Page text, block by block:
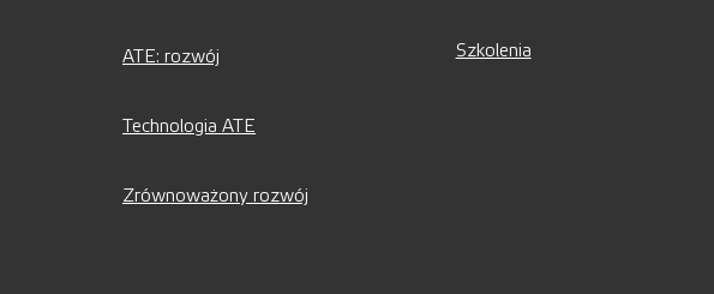
ATE: rozwój
Technologia ATE
Zrównoważony rozwój
Szkolenia